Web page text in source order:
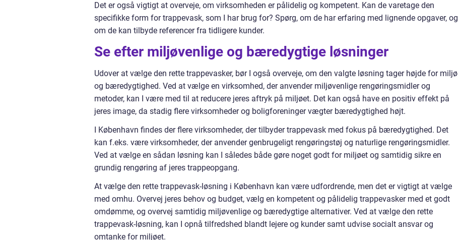
Det er også vigtigt at overveje, om virksomheden er pålidelig og kompetent. Kan de varetage den
specifikke form for trappevask, som I har brug for? Spørg, om de har erfaring med lignende opgaver, og
om de kan tilbyde referencer fra tidligere kunder.
Se efter miljøvenlige og bæredygtige løsninger
Udover at vælge den rette trappevasker, bør I også overveje, om den valgte løsning tager højde for miljø
og bæredygtighed. Ved at vælge en virksomhed, der anvender miljøvenlige rengøringsmidler og
metoder, kan I være med til at reducere jeres aftryk på miljøet. Det kan også have en positiv effekt på
jeres image, da stadig flere virksomheder og boligforeninger vægter bæredygtighed højt.
I København findes der flere virksomheder, der tilbyder trappevask med fokus på bæredygtighed. Det
kan f.eks. være virksomheder, der anvender genbrugeligt rengøringstøj og naturlige rengøringsmidler.
Ved at vælge en sådan løsning kan I således både gøre noget godt for miljøet og samtidig sikre en
grundig rengøring af jeres trappeopgang.
At vælge den rette trappevask-løsning i København kan være udfordrende, men det er vigtigt at vælge
med omhu. Overvej jeres behov og budget, vælg en kompetent og pålidelig trappevasker med et godt
omdømme, og overvej samtidig miljøvenlige og bæredygtige alternativer. Ved at vælge den rette
trappevask-løsning, kan I opnå tilfredshed blandt lejere og kunder samt udvise socialt ansvar og
omtanke for miljøet.